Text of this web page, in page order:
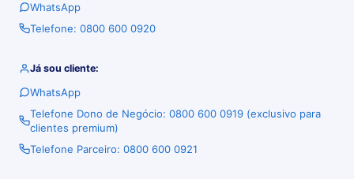
WhatsApp
Telefone: 0800 600 0920
Já sou cliente:
WhatsApp
Telefone Dono de Negócio: 0800 600 0919 (exclusivo para
clientes premium)
Telefone Parceiro: 0800 600 0921